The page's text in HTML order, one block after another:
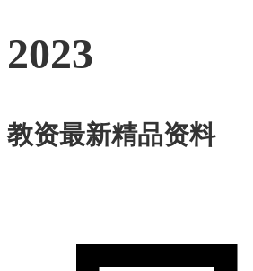
2023
教资最新精品资料